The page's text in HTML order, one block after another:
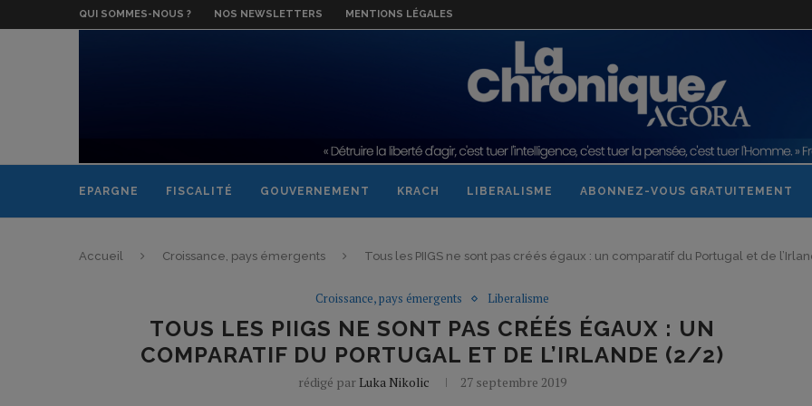
QUI SOMMES-NOUS ? NOS NEWSLETTERS MENTIONS LÉGALES
EPARGNE FISCALITÉ GOUVERNEMENT KRACH LIBERALISME ABONNEZ-VOUS GRATUITEMENT
Accueil Croissance, pays émergents Tous les PIIGS ne sont pas créés égaux : un comparatif du Portugal et de
Croissance, pays émergents Liberalisme
TOUS LES PIIGS NE SONT PAS CRÉÉS ÉGAUX : UN
COMPARATIF DU PORTUGAL ET DE L’IRLANDE (2/2)
rédigé par Luka Nikolic 27 septembre 2019